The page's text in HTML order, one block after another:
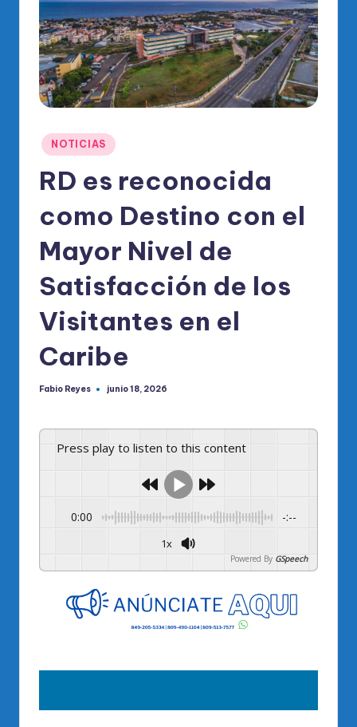
di
o
O
al
el
R
M
Publicado
en
NOTICIAS
RD es reconocida
como Destino con el
Mayor Nivel de
Satisfacción de los
Visitantes en el
Caribe
Publicado
Fabio Reyes junio 18, 2026
Press play to listen to this content
0:00 -:--
1x
Powered By GSpeech